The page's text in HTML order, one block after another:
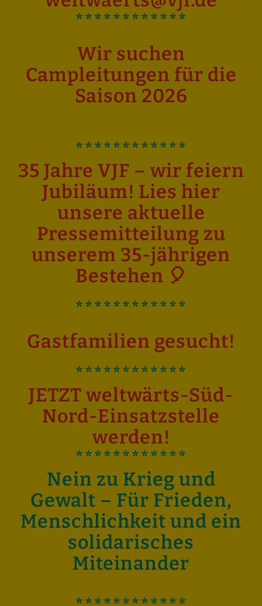
************
Wir suchen
Campleitungen für die
Saison 2026
************
35 Jahre VJF – wir feiern
Jubiläum! Lies hier
unsere aktuelle
Pressemitteilung zu
unserem 35-jährigen
Bestehen 🎈
************
Gastfamilien gesucht!
************
JETZT weltwärts-Süd-
Nord-Einsatzstelle
werden!
************
Nein zu Krieg und
Gewalt – Für Frieden,
Menschlichkeit und ein
solidarisches
Miteinander